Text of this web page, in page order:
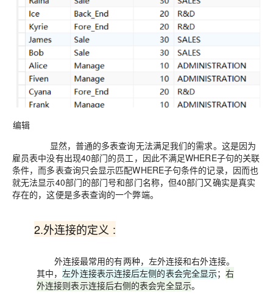
编辑
显然，普通的多表查询无法满足我们的需求。这是因为
雇员表中没有出现40部门的员工，因此不满足WHERE子句的关联
条件，而多表查询只会显示匹配WHERE子句条件的记录，因而也
就无法显示40部门的部门号和部门名称，但40部门又确实是真实
存在的，这便是多表查询的一个弊端。
2.外连接的定义 :
外连接最常用的有两种，左外连接和右外连接。
其中， 左外连接表示连接后左侧的表会完全显示；右
外连接则表示连接后右侧的表会完全显示。